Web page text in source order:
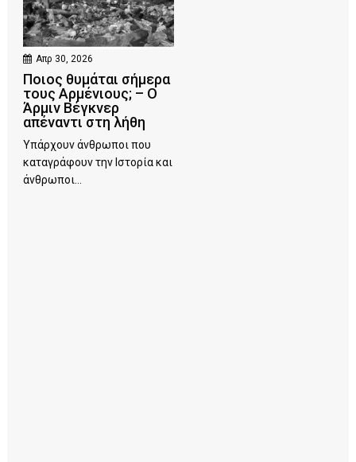
Απρ 30, 2026
Ποιος θυμάται σήμερα
τους Αρμένιους; – Ο
Άρμιν Βέγκνερ
απέναντι στη λήθη
Υπάρχουν άνθρωποι που
καταγράφουν την Ιστορία και
άνθρωποι...